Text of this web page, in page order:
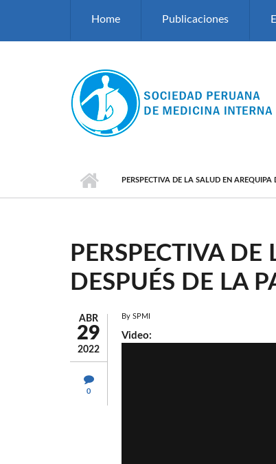
Home Publicaciones
PERSPECTIVA DE LA SALUD EN AREQUIPA
PERSPECTIVA
DESPUÉS DE LA
ABR
29
2022
0
By SPMI
Video: